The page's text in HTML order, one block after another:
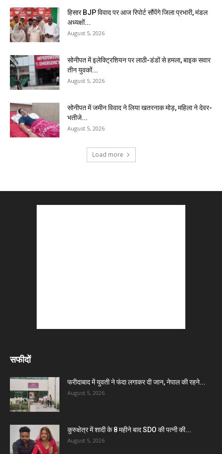
हिसार BJP विवाद पर आज रिपोर्ट सौंपेंगे जिला प्रभारी, मंडल
अध्यक्षों...
August 5, 2026
सोनीपत में इलेक्ट्रिशियन पर लाठी-डंडों से हमला, बाइक सवार
तीन युवकों...
August 5, 2026
सोनीपत में जमीन विवाद ने लिया खतरनाक मोड़, महिला ने देवर-
भतीजे...
August 5, 2026
Load more
सफीदों
फरीदाबाद में युवती ने फंदा लगाकर दी जान, नेपाल की रहने...
August 5, 2026
कुरुक्षेत्र में शादी के 8 महीने बाद SDO की पत्नी की...
August 5, 2026